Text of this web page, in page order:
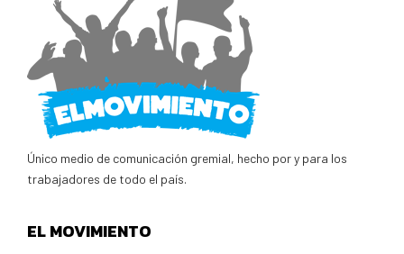
Único medio de comunicación gremial, hecho por y para los
trabajadores de todo el país.
EL MOVIMIENTO